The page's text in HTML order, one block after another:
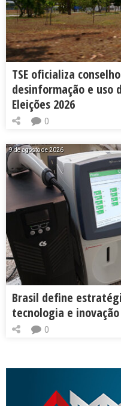
TSE oficializa
desinformação e
Eleições 2026
0
9 de agosto de 2026
Brasil define
tecnologia e
0